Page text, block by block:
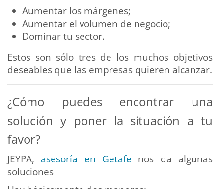
Aumentar los márgenes;
Aumentar el volumen de negocio;
Dominar tu sector.
Estos son sólo tres de los muchos objetivos
deseables que las empresas quieren alcanzar.
¿Cómo puedes encontrar una
solución y poner la situación a tu
favor?
JEYPA, asesoría en Getafe nos da algunas
soluciones